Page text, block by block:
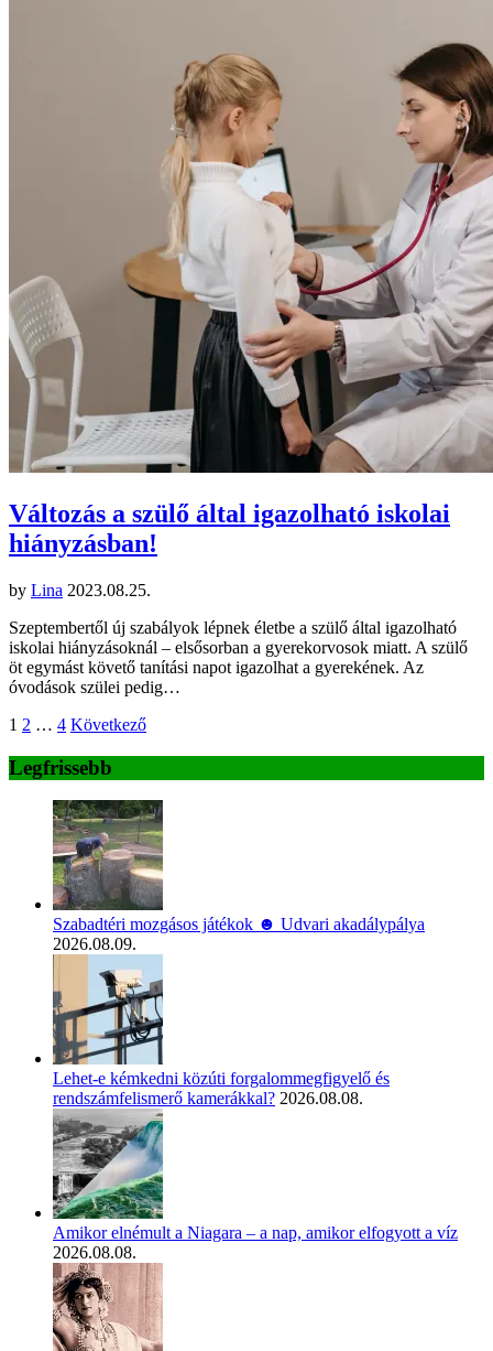
Változás a szülő által igazolható iskolai
hiányzásban!
by Lina 2023.08.25.
Szeptembertől új szabályok lépnek életbe a szülő által igazolható
iskolai hiányzásoknál – elsősorban a gyerekorvosok miatt. A szülő
öt egymást követő tanítási napot igazolhat a gyerekének. Az
óvodások szülei pedig…
Bejegyzések
lapozása
1 2 … 4 Következő
Legfrissebb
Szabadtéri mozgásos játékok ☻ Udvari akadálypálya
2026.08.09.
Lehet-e kémkedni közúti forgalommegfigyelő és
rendszámfelismerő kamerákkal? 2026.08.08.
Amikor elnémult a Niagara – a nap, amikor elfogyott a víz
2026.08.08.